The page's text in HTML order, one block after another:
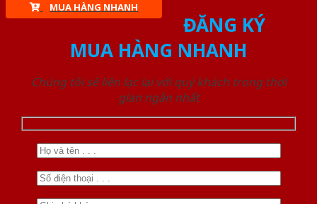
MUA HÀNG NHANH
ĐĂNG KÝ
MUA HÀNG NHANH
Chúng tôi sẽ liên lạc lại với quý khách trong thời
gian ngắn nhất